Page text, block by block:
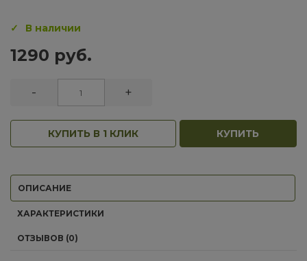
В наличии
1290 руб.
- +
КУПИТЬ В 1 КЛИК КУПИТЬ
ОПИСАНИЕ
ХАРАКТЕРИСТИКИ
ОТЗЫВОВ (0)